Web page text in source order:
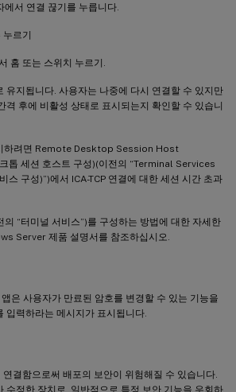
에서 연결 끊기를 누릅니다.
누르기
홈 또는 스위치 누르기.
유지됩니다. 사용자는 나중에 다시 연결할 수 있지만
격 후에 비활성 상태로 표시되는지 확인할 수 있습니
하려면 Remote Desktop Session Host
톱 세션 호스트 구성)(이전의 “Terminal Services
구성)”)에서 ICA-TCP 연결에 대한 세션 시간 초과
“터미널 서비스”)를 구성하는 방법에 대한 자세한
Server 제품 설명서를 참조하십시오.
은 사용자가 만료된 암호를 변경할 수 있는 기능을
입력하라는 메시지가 표시됩니다.
결함으로써 배포의 보안이 위험해질 수 있습니다.
수정한 장치로, 일반적으로 특정 보안 기능을 우회하